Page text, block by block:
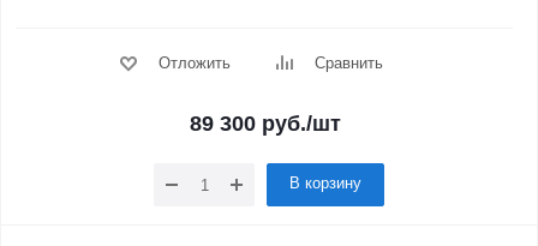
Отложить Сравнить
89 300руб./шт
В корзину